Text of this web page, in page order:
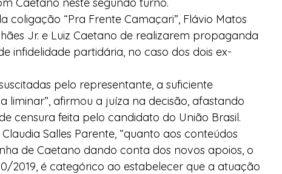
“Pra Frente Camaçari”, Flávio Matos
Jr. e Luiz Caetano de realizarem propaganda
infidelidade partidária, no caso dos dois ex-
pelo representante, a suficiente
liminar”, afirmou a juíza na decisão, afastando
censura feita pelo candidato do União Brasil.
Salles Parente, “quanto aos conteúdos
de Caetano dando conta dos novos apoios, o
2019, é categórico ao estabelecer que a atuação